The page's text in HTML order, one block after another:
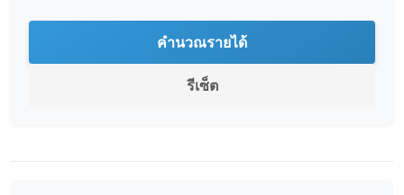
คำนวณรายได้
รีเซ็ต